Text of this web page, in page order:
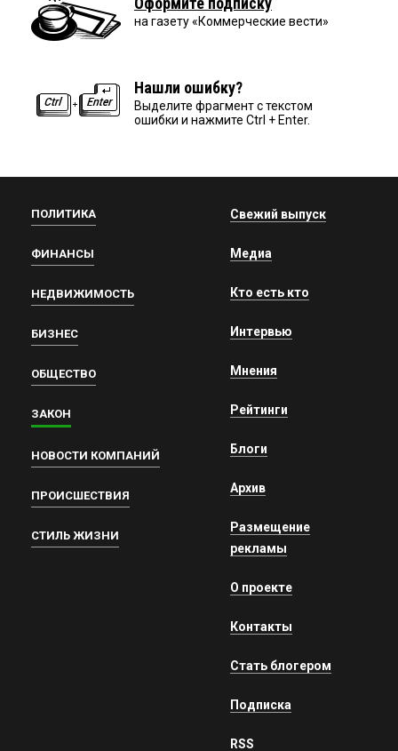
на газету «Коммерческие вести»
Нашли ошибку?
Выделите фрагмент с текстом
ошибки и нажмите Ctrl + Enter.
ПОЛИТИКА
ФИНАНСЫ
НЕДВИЖИМОСТЬ
БИЗНЕС
ОБЩЕСТВО
ЗАКОН
НОВОСТИ КОМПАНИЙ
ПРОИСШЕСТВИЯ
СТИЛЬ ЖИЗНИ
Свежий выпуск
Медиа
Кто есть кто
Интервью
Мнения
Рейтинги
Блоги
Архив
Размещение
рекламы
О проекте
Контакты
Стать блогером
Подписка
RSS